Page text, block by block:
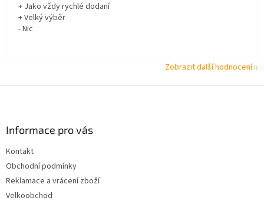
+ Jako vždy rychlé dodaní
+ Velký výběr
- Nic
Zobrazit další hodnocení
Informace pro vás
Kontakt
Obchodní podmínky
Reklamace a vrácení zboží
Velkoobchod